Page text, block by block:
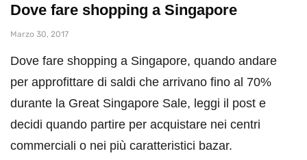
Dove fare shopping a Singapore
Marzo 30, 2017
Dove fare shopping a Singapore, quando andare
per approfittare di saldi che arrivano fino al 70%
durante la Great Singapore Sale, leggi il post e
decidi quando partire per acquistare nei centri
commerciali o nei più caratteristici bazar.